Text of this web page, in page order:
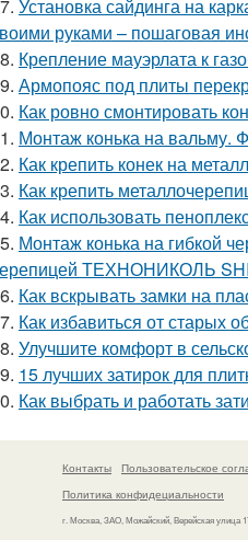
Установка сайдинга на
руками – пошаговая
Крепление мауэрлата к
Армопояс под плиты
Как ровно смонтировать
Монтаж конька на вальму.
Как крепить конек на
Как крепить
Как использовать
Монтаж конька на гибкой
ТЕХНОНИКОЛЬ
Как вскрывать замки на
Как избавиться от старых
Улучшите комфорт в
15 лучших затирок для
Как выбрать и работать
Контакты
Пользовательское
Политика конфидециальности
г. Москва, ЗАО, Можайский, Верейская улица